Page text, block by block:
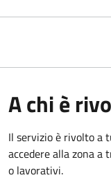
A chi è
Il servizio è rivolto a
accedere alla zona a
o lavorativi.